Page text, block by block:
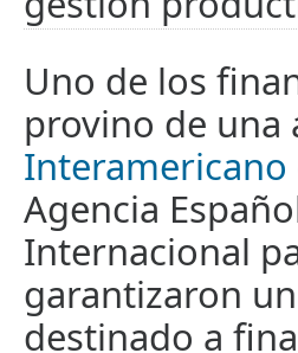
Uno de los
provino de
Interamericano
Agencia
Internacional
garantizaron
destinado a